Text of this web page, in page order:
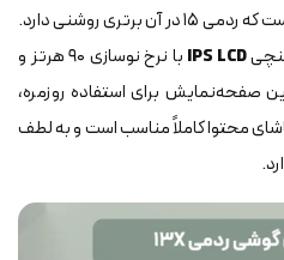
صفحه‌نمایش یکی از بخش‌هایی است که ردمی ۱۵ در آن برتری روشنی دارد.
IPS LCD
با نرخ نوسازی ۹۰ هرتز و
این صفحه‌نمایش برای استفاده روزمره،
محتوا کاملاً مناسب است و به لطف